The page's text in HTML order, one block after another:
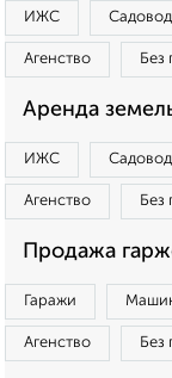
ИЖС
Агенство Без
Аренда
ИЖС
Агенство Без
Продажа
Гаражи
Агенство Без